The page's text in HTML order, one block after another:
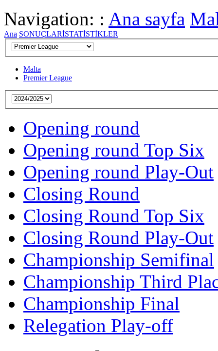
Navigation: : Ana sayfa
Ana SONUÇLARİSTATİSTİKLER
Malta
Premier League
Opening round
Opening round Top Six
Opening round Play-Out
Closing Round
Closing Round Top Six
Closing Round Play-Out
Championship Semifinal
Championship Third
Championship Final
Relegation Play-off